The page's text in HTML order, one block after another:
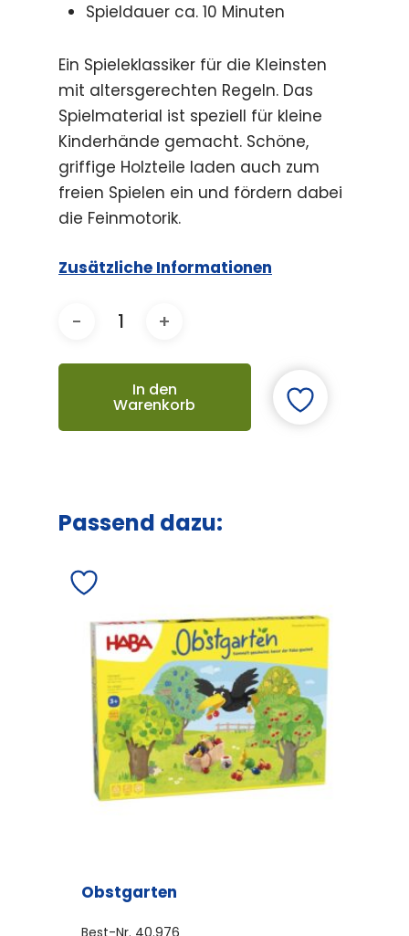
Spieldauer ca. 10 Minuten
Ein Spieleklassiker für die Kleinsten
mit altersgerechten Regeln. Das
Spielmaterial ist speziell für kleine
Kinderhände gemacht. Schöne,
griffige Holzteile laden auch zum
freien Spielen ein und fördern dabei
die Feinmotorik.
Zusätzliche Informationen
In den
Warenkorb
Passend dazu:
Obstgarten
Best-Nr. 40.976